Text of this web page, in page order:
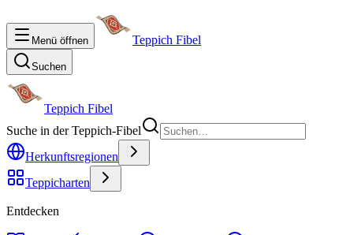
Menü öffnen Teppich Fibel
Suchen
Teppich Fibel
Suche in der Teppich-Fibel
Herkunftsregionen
Teppicharten
Entdecken